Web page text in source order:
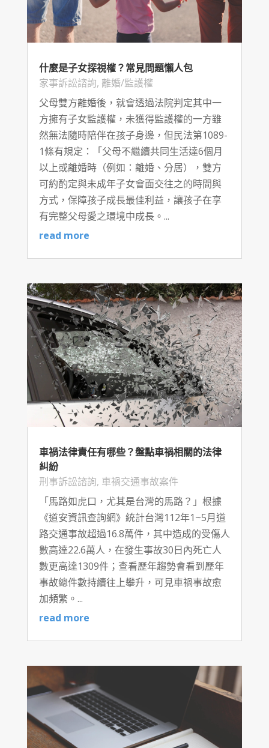
什麼是子女探視權？常見問題懶人包
家事訴訟諮詢, 離婚/監護權
父母雙方離婚後，就會透過法院判定其中一
方擁有子女監護權，未獲得監護權的一方雖
然無法隨時陪伴在孩子身邊，但民法第1089-
1條有規定：「父母不繼續共同生活達6個月
以上或離婚時（例如：離婚、分居），雙方
可約酌定與未成年子女會面交往之的時間與
方式，保障孩子成長最佳利益，讓孩子在享
有完整父母愛之環境中成長。...
read more
車禍法律責任有哪些？盤點車禍相關的法律
糾紛
刑事訴訟諮詢, 車禍交通事故案件
「馬路如虎口，尤其是台灣的馬路？」根據
《道安資訊查詢網》統計台灣112年1~5月道
路交通事故超過16.8萬件，其中造成的受傷人
數高達22.6萬人，在發生事故30日內死亡人
數更高達1309件；查看歷年趨勢會看到歷年
事故總件數持續往上攀升，可見車禍事故愈
加頻繁。...
read more